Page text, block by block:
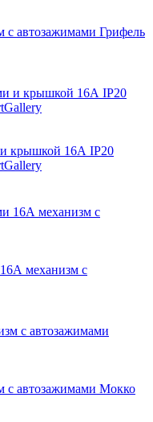
с автозажимами Грифель
и крышкой 16А IP20
механизм с
с автозажимами Мокко